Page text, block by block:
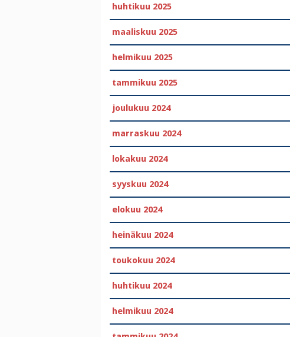
huhtikuu 2025
maaliskuu 2025
helmikuu 2025
tammikuu 2025
joulukuu 2024
marraskuu 2024
lokakuu 2024
syyskuu 2024
elokuu 2024
heinäkuu 2024
toukokuu 2024
huhtikuu 2024
helmikuu 2024